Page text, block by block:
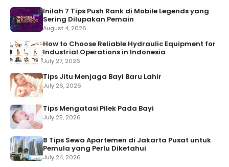
Inilah 7 Tips Push Rank di Mobile Legends yang
Sering Dilupakan Pemain
August 4, 2026
How to Choose Reliable Hydraulic Equipment for
Industrial Operations in Indonesia
July 27, 2026
Tips Jitu Menjaga Bayi Baru Lahir
July 26, 2026
Tips Mengatasi Pilek Pada Bayi
July 25, 2026
8 Tips Sewa Apartemen di Jakarta Pusat untuk
Pemula yang Perlu Diketahui
July 24, 2026